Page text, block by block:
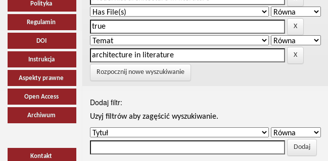
Polityka
Regulamin
DOI
Instrukcja
Aspekty prawne
Open Access
Archiwum
Kontakt
Rozpocznij nowe wyszukiwanie
Dodaj filtr:
Uzyj filtrów aby zagęścić wyszukiwanie.